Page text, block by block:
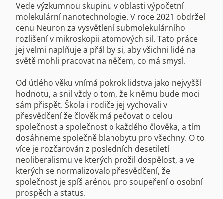
Vede výzkumnou skupinu v oblasti výpočetní
molekulární nanotechnologie. V roce 2021 obdržel
cenu Neuron za vysvětlení submolekulárního
rozlišení v mikroskopii atomových sil. Tato práce
jej velmi naplňuje a přál by si, aby všichni lidé na
světě mohli pracovat na něčem, co má smysl.
Od útlého věku vnímá pokrok lidstva jako nejvyšší
hodnotu, a snil vždy o tom, že k němu bude moci
sám přispět. Škola i rodiče jej vychovali v
přesvědčení že člověk má pečovat o celou
společnost a společnost o každého člověka, a tím
dosáhneme společně blahobytu pro všechny. O to
více je rozčarován z posledních desetiletí
neoliberalismu ve kterých prožil dospělost, a ve
kterých se normalizovalo přesvědčení, že
společnost je spíš arénou pro soupeření o osobní
prospěch a status.